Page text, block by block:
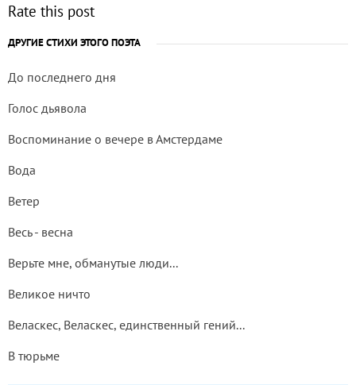
Rate this post
ДРУГИЕ СТИХИ ЭТОГО ПОЭТА
До последнего дня
Голос дьявола
Воспоминание о вечере в Амстердаме
Вода
Ветер
Весь - весна
Верьте мне, обманутые люди...
Великое ничто
Веласкес, Веласкес, единственный гений...
В тюрьме